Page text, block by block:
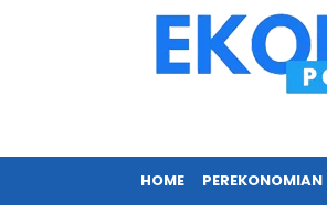
HOME PEREKONOMIAN